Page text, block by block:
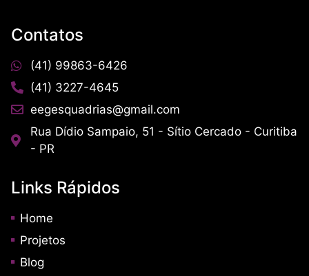
Contatos
(41) 99863-6426
(41) 3227-4645
eegesquadrias@gmail.com
Rua Dídio Sampaio, 51 - Sítio Cercado - Curitiba
- PR
Links Rápidos
Home
Projetos
Blog